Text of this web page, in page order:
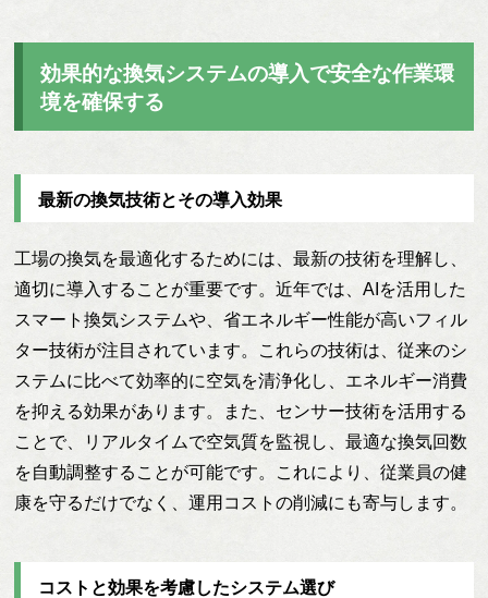
効果的な換気システムの導入で安全な作業環
境を確保する
最新の換気技術とその導入効果
工場の換気を最適化するためには、最新の技術を理解し、
適切に導入することが重要です。近年では、AIを活用した
スマート換気システムや、省エネルギー性能が高いフィル
ター技術が注目されています。これらの技術は、従来のシ
ステムに比べて効率的に空気を清浄化し、エネルギー消費
を抑える効果があります。また、センサー技術を活用する
ことで、リアルタイムで空気質を監視し、最適な換気回数
を自動調整することが可能です。これにより、従業員の健
康を守るだけでなく、運用コストの削減にも寄与します。
コストと効果を考慮したシステム選び